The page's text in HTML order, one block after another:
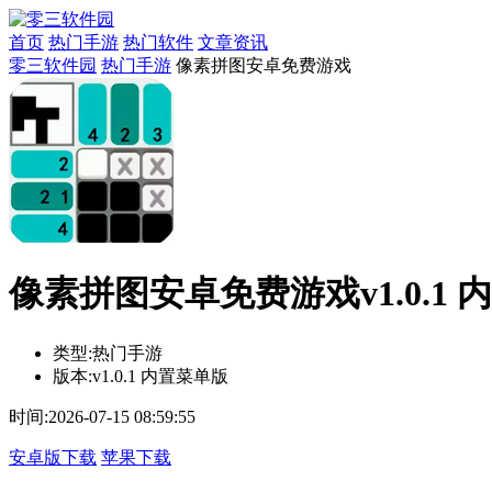
首页 热门手游 热门软件 文章资讯
零三软件园 热门手游 像素拼图安卓免费游戏
像素拼图安卓免费游戏v1.0.1
类型:热门手游
版本:v1.0.1 内置菜单版
时间:2026-07-15 08:59:55
安卓版下载 苹果下载